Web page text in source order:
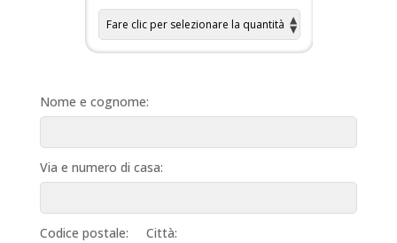
Nome e cognome:
Via e numero di casa:
Codice postale: Città: